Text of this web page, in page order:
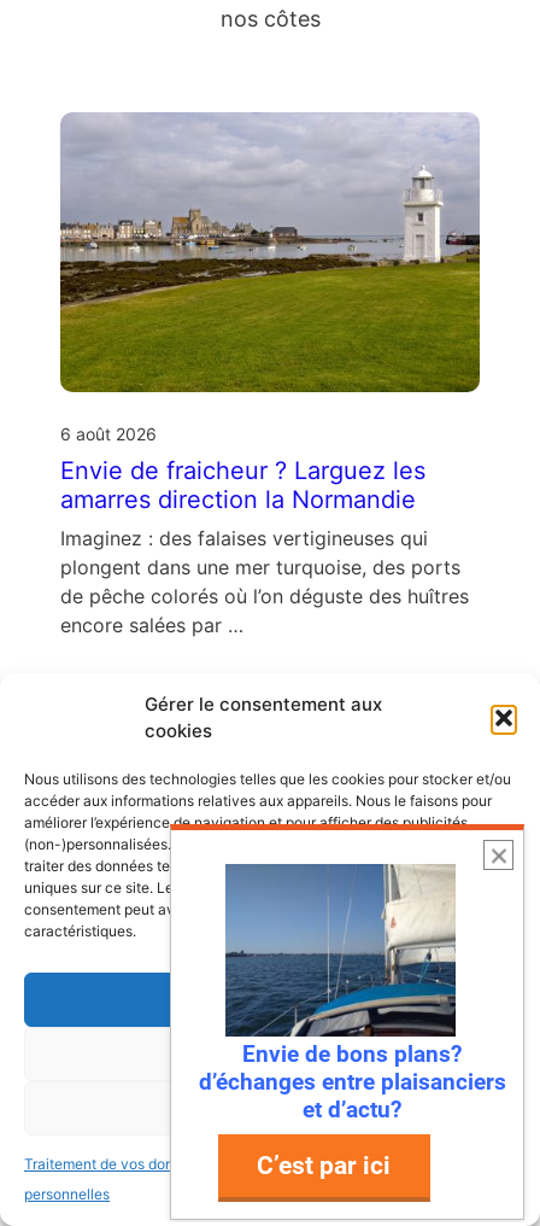
Gérer le consentement aux
cookies
Nous utilisons des technologies telles que les cookies pour stocker et/ou
accéder aux informations relatives aux appareils. Nous le faisons pour
améliorer l’expérience de navigation et pour afficher des publicités
(non-)personnalisées. Consentir à ces technologies nous autorisera à
traiter des données telles que le comportement de navigation ou les ID
uniques sur ce site. Le fait de ne pas consentir ou de retirer son
consentement peut avoir un effet négatif sur certaines fonctonnalités et
caractéristiques.
Accepter
Refuser
Voir les préférences
Traitement de vos données
personnelles
Traitement de vos données
personnelles
nos côtes
6 août 2026
Envie de fraicheur ? Larguez les
amarres direction la Normandie
Imaginez : des falaises vertigineuses qui
plongent dans une mer turquoise, des ports
de pêche colorés où l’on déguste des huîtres
encore salées par …
Lire l’article
Mandelieu-La Napoule : la première
ville à dire « stop » aux déchets en
Ah, la Méditerranée… Ses eaux turquoise, ses
plages de rêve, et… ses déchets ? Eh bien,
Envie de bons plans?
d’échanges entre plaisanciers
et d’actu?
C’est par ici